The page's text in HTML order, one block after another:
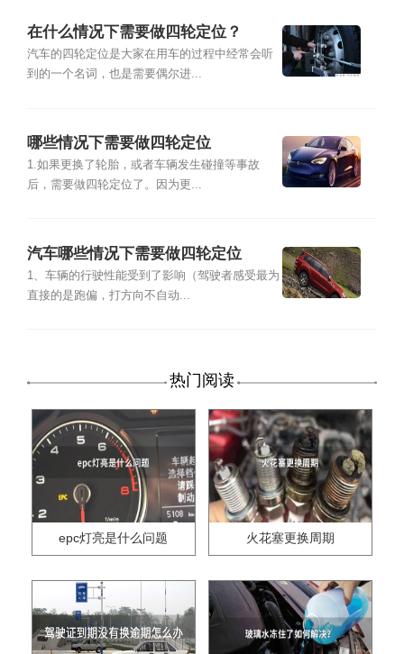
在什么情况下需要做四轮定位？
汽车的四轮定位是大家在用车的过程中经常会听
到的一个名词，也是需要偶尔进...
哪些情况下需要做四轮定位
1.如果更换了轮胎，或者车辆发生碰撞等事故
后，需要做四轮定位了。因为更...
汽车哪些情况下需要做四轮定位
1、车辆的行驶性能受到了影响（驾驶者感受最为
直接的是跑偏，打方向不自动...
热门阅读
epc灯亮是什么问题 火花塞更换周期